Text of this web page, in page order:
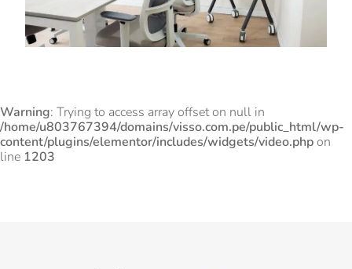
Warning: Trying to access array offset on null in
/home/u803767394/domains/visso.com.pe/public_html/wp-
content/plugins/elementor/includes/widgets/video.phpon
line 1203